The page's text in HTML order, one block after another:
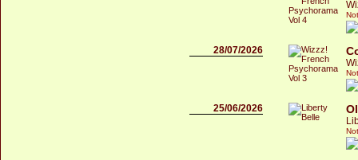
28/07/2026
25/06/2026